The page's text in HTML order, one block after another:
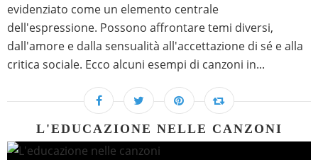
evidenziato come un elemento centrale
dell'espressione. Possono affrontare temi diversi,
dall'amore e dalla sensualità all'accettazione di sé e alla
critica sociale. Ecco alcuni esempi di canzoni in...
L'EDUCAZIONE NELLE CANZONI